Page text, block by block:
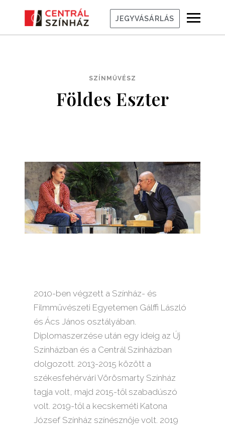
JEGYVÁSÁRLÁS
SZÍNMŰVÉSZ
Földes Eszter
2010-ben végzett a Színház- és
Filmművészeti Egyetemen Gálffi László
és Ács János osztályában.
Diplomaszerzése után egy ideig az Új
Színházban és a Centrál Színházban
dolgozott. 2013-2015 között a
székesfehérvári Vörösmarty Színház
tagja volt, majd 2015-től szabadúszó
volt. 2019-től a kecskeméti Katona
József Színház színésznője volt. 2019